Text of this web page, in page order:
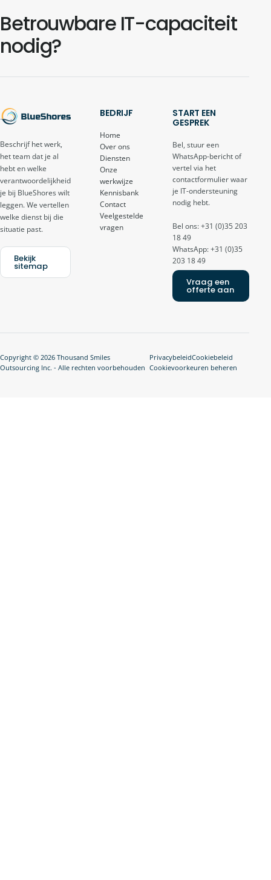
Betrouwbare IT-capaciteit
nodig?
Beschrijf het werk,
het team dat je al
hebt en welke
verantwoordelijkheid
je bij BlueShores wilt
leggen. We vertellen
welke dienst bij die
situatie past.
Bekijk
sitemap
BEDRIJF
Home
Over ons
Diensten
Onze
werkwijze
Kennisbank
Contact
Veelgestelde
vragen
START EEN
GESPREK
Bel, stuur een
WhatsApp-bericht of
vertel via het
contactformulier waar
je IT-ondersteuning
nodig hebt.
Bel ons: +31 (0)35 203
18 49
WhatsApp: +31 (0)35
203 18 49
Vraag een
offerte aan
Copyright © 2026 Thousand Smiles
Outsourcing Inc. - Alle rechten voorbehouden
PrivacybeleidCookiebeleid
Cookievoorkeuren beheren